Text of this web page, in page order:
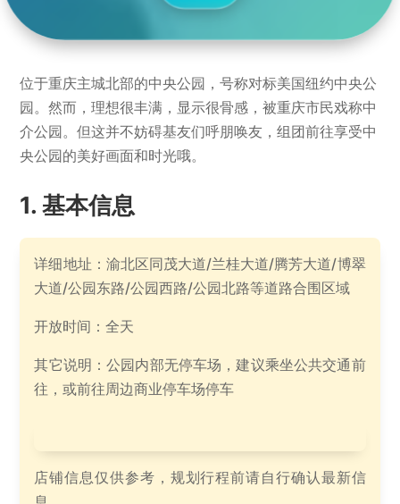
位于重庆主城北部的中央公园，号称对标美国纽约中央公
园。然而，理想很丰满，显示很骨感，被重庆市民戏称中
介公园。但这并不妨碍基友们呼朋唤友，组团前往享受中
央公园的美好画面和时光哦。
基本信息
详细地址：渝北区同茂大道/兰桂大道/腾芳大道/博翠
大道/公园东路/公园西路/公园北路等道路合围区域
开放时间：全天
其它说明：公园内部无停车场，建议乘坐公共交通前
往，或前往周边商业停车场停车
店铺信息仅供参考，规划行程前请自行确认最新信